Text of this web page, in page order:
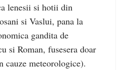
lenesii si hotii din
si Vaslui, pana la
gandita de
si Roman, fusesera doar
cauze meteorologice).